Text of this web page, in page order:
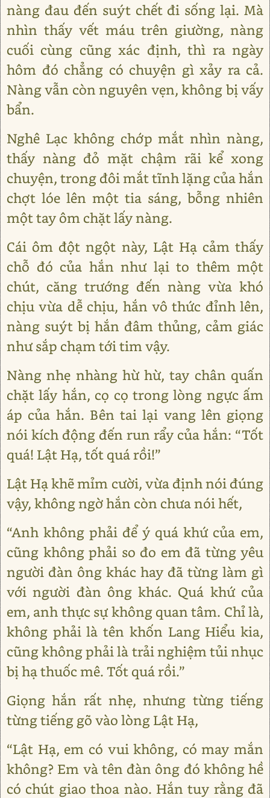
nàng đau đến suýt chết đi sống lại. Mà
nhìn thấy vết máu trên giường, nàng
cuối cùng cũng xác định, thì ra ngày
hôm đó chẳng có chuyện gì xảy ra cả.
Nàng vẫn còn nguyên vẹn, không bị vấy
bẩn.
Nghê Lạc không chớp mắt nhìn nàng,
thấy nàng đỏ mặt chậm rãi kể xong
chuyện, trong đôi mắt tĩnh lặng của hắn
chợt lóe lên một tia sáng, bỗng nhiên
một tay ôm chặt lấy nàng.
Cái ôm đột ngột này, Lật Hạ cảm thấy
chỗ đó của hắn như lại to thêm một
chút, căng trướng đến nàng vừa khó
chịu vừa dễ chịu, hắn vô thức đỉnh lên,
nàng suýt bị hắn đâm thủng, cảm giác
như sắp chạm tới tim vậy.
Nàng nhẹ nhàng hừ hừ, tay chân quấn
chặt lấy hắn, cọ cọ trong lòng ngực ấm
áp của hắn. Bên tai lại vang lên giọng
nói kích động đến run rẩy của hắn: “Tốt
quá! Lật Hạ, tốt quá rồi!”
Lật Hạ khẽ mỉm cười, vừa định nói đúng
vậy, không ngờ hắn còn chưa nói hết,
“Anh không phải để ý quá khứ của em,
cũng không phải so đo em đã từng yêu
người đàn ông khác hay đã từng làm gì
với người đàn ông khác. Quá khứ của
em, anh thực sự không quan tâm. Chỉ là,
không phải là tên khốn Lang Hiểu kia,
cũng không phải là trải nghiệm tủi nhục
bị hạ thuốc mê. Tốt quá rồi.”
Giọng hắn rất nhẹ, nhưng từng tiếng
từng tiếng gõ vào lòng Lật Hạ,
“Lật Hạ, em có vui không, có may mắn
không? Em và tên đàn ông đó không hề
có chút giao thoa nào. Hắn tuy rằng đã